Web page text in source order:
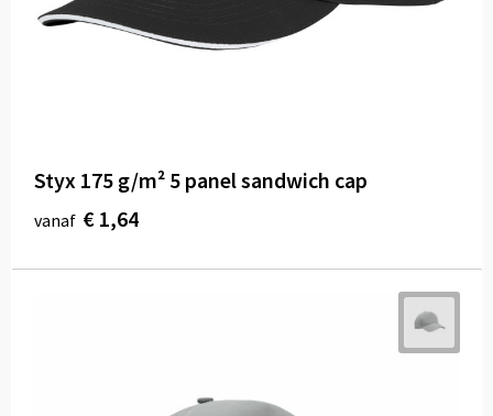
Styx 175 g/m² 5 panel sandwich cap
vanaf € 1,64